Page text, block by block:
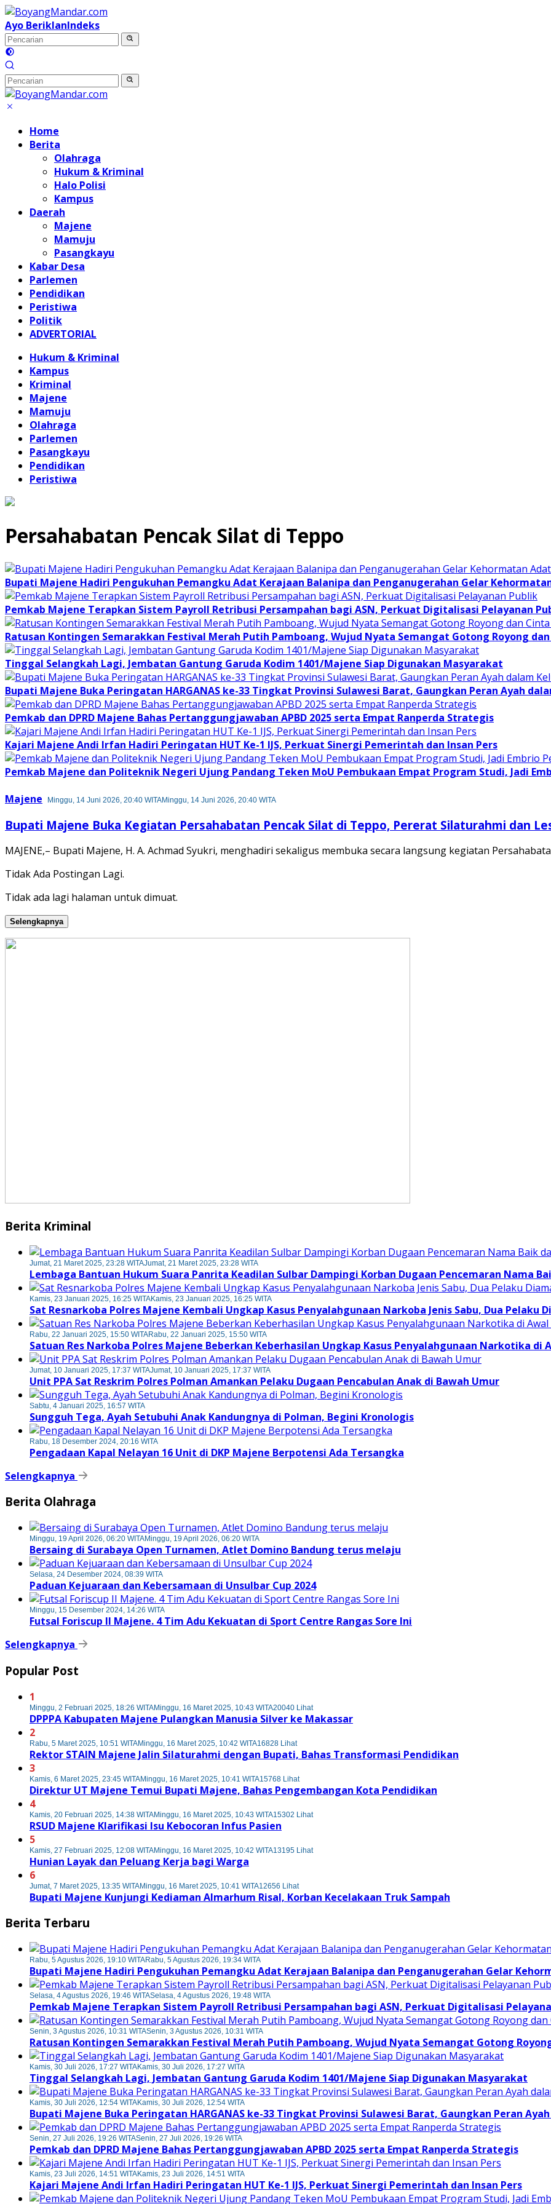
Langsung
ke
konten
Ayo BeriklanIndeks
Home
Berita
Olahraga
Hukum & Kriminal
Halo Polisi
Kampus
Daerah
Majene
Mamuju
Pasangkayu
Kabar Desa
Parlemen
Pendidikan
Peristiwa
Politik
ADVERTORIAL
Hukum & Kriminal
Kampus
Kriminal
Majene
Mamuju
Olahraga
Parlemen
Pasangkayu
Pendidikan
Peristiwa
Persahabatan Pencak Silat di Teppo
Bupati Majene Hadiri Pengukuhan Pemangku Adat Kerajaan Balanipa dan Penganugerahan Gelar
Pemkab Majene Terapkan Sistem Payroll Retribusi Persampahan bagi ASN, Perkuat Digitalisasi Pelayanan
Ratusan Kontingen Semarakkan Festival Merah Putih Pamboang, Wujud Nyata Semangat Gotong Royong
Tinggal Selangkah Lagi, Jembatan Gantung Garuda Kodim 1401/Majene Siap Digunakan Masyarakat
Bupati Majene Buka Peringatan HARGANAS ke-33 Tingkat Provinsi Sulawesi Barat, Gaungkan Peran Ayah
Pemkab dan DPRD Majene Bahas Pertanggungjawaban APBD 2025 serta Empat Ranperda Strategis
Kajari Majene Andi Irfan Hadiri Peringatan HUT Ke-1 IJS, Perkuat Sinergi Pemerintah dan Insan Pers
Pemkab Majene dan Politeknik Negeri Ujung Pandang Teken MoU Pembukaan Empat Program Studi, Jadi
Majene
Minggu, 14 Juni 2026, 20:40 WITAMinggu, 14 Juni 2026, 20:40 WITA
Bupati Majene Buka Kegiatan Persahabatan Pencak Silat di Teppo, Pererat Silaturahmi dan
MAJENE,– Bupati Majene, H. A. Achmad Syukri, menghadiri sekaligus membuka secara langsung kegiatan
Tidak Ada Postingan Lagi.
Tidak ada lagi halaman untuk dimuat.
Selengkapnya
Berita Kriminal
Jumat, 21 Maret 2025, 23:28 WITAJumat, 21 Maret 2025, 23:28 WITA
Lembaga Bantuan Hukum Suara Panrita Keadilan Sulbar Dampingi Korban Dugaan Pencemaran Nama
Kamis, 23 Januari 2025, 16:25 WITAKamis, 23 Januari 2025, 16:25 WITA
Sat Resnarkoba Polres Majene Kembali Ungkap Kasus Penyalahgunaan Narkoba Jenis Sabu, Dua Pelaku
Rabu, 22 Januari 2025, 15:50 WITARabu, 22 Januari 2025, 15:50 WITA
Satuan Res Narkoba Polres Majene Beberkan Keberhasilan Ungkap Kasus Penyalahgunaan Narkotika di
Jumat, 10 Januari 2025, 17:37 WITAJumat, 10 Januari 2025, 17:37 WITA
Unit PPA Sat Reskrim Polres Polman Amankan Pelaku Dugaan Pencabulan Anak di Bawah Umur
Sabtu, 4 Januari 2025, 16:57 WITA
Sungguh Tega, Ayah Setubuhi Anak Kandungnya di Polman, Begini Kronologis
Rabu, 18 Desember 2024, 20:16 WITA
Pengadaan Kapal Nelayan 16 Unit di DKP Majene Berpotensi Ada Tersangka
Selengkapnya
Berita Olahraga
Minggu, 19 April 2026, 06:20 WITAMinggu, 19 April 2026, 06:20 WITA
Bersaing di Surabaya Open Turnamen, Atlet Domino Bandung terus melaju
Selasa, 24 Desember 2024, 08:39 WITA
Paduan Kejuaraan dan Kebersamaan di Unsulbar Cup 2024
Minggu, 15 Desember 2024, 14:26 WITA
Futsal Foriscup II Majene. 4 Tim Adu Kekuatan di Sport Centre Rangas Sore Ini
Selengkapnya
Popular Post
1
Minggu, 2 Februari 2025, 18:26 WITAMinggu, 16 Maret 2025, 10:43 WITA20040 Lihat
DPPPA Kabupaten Majene Pulangkan Manusia Silver ke Makassar
2
Rabu, 5 Maret 2025, 10:51 WITAMinggu, 16 Maret 2025, 10:42 WITA16828 Lihat
Rektor STAIN Majene Jalin Silaturahmi dengan Bupati, Bahas Transformasi Pendidikan
3
Kamis, 6 Maret 2025, 23:45 WITAMinggu, 16 Maret 2025, 10:41 WITA15768 Lihat
Direktur UT Majene Temui Bupati Majene, Bahas Pengembangan Kota Pendidikan
4
Kamis, 20 Februari 2025, 14:38 WITAMinggu, 16 Maret 2025, 10:43 WITA15302 Lihat
RSUD Majene Klarifikasi Isu Kebocoran Infus Pasien
5
Kamis, 27 Februari 2025, 12:08 WITAMinggu, 16 Maret 2025, 10:42 WITA13195 Lihat
Hunian Layak dan Peluang Kerja bagi Warga
6
Jumat, 7 Maret 2025, 13:35 WITAMinggu, 16 Maret 2025, 10:41 WITA12656 Lihat
Bupati Majene Kunjungi Kediaman Almarhum Risal, Korban Kecelakaan Truk Sampah
Berita Terbaru
Rabu, 5 Agustus 2026, 19:10 WITARabu, 5 Agustus 2026, 19:34 WITA
Bupati Majene Hadiri Pengukuhan Pemangku Adat Kerajaan Balanipa dan Penganugerahan Gelar
Selasa, 4 Agustus 2026, 19:46 WITASelasa, 4 Agustus 2026, 19:48 WITA
Pemkab Majene Terapkan Sistem Payroll Retribusi Persampahan bagi ASN, Perkuat Digitalisasi
Senin, 3 Agustus 2026, 10:31 WITASenin, 3 Agustus 2026, 10:31 WITA
Ratusan Kontingen Semarakkan Festival Merah Putih Pamboang, Wujud Nyata Semangat Gotong
Kamis, 30 Juli 2026, 17:27 WITAKamis, 30 Juli 2026, 17:27 WITA
Tinggal Selangkah Lagi, Jembatan Gantung Garuda Kodim 1401/Majene Siap Digunakan Masyarakat
Kamis, 30 Juli 2026, 12:54 WITAKamis, 30 Juli 2026, 12:54 WITA
Bupati Majene Buka Peringatan HARGANAS ke-33 Tingkat Provinsi Sulawesi Barat, Gaungkan Peran
Senin, 27 Juli 2026, 19:26 WITASenin, 27 Juli 2026, 19:26 WITA
Pemkab dan DPRD Majene Bahas Pertanggungjawaban APBD 2025 serta Empat Ranperda Strategis
Kamis, 23 Juli 2026, 14:51 WITAKamis, 23 Juli 2026, 14:51 WITA
Kajari Majene Andi Irfan Hadiri Peringatan HUT Ke-1 IJS, Perkuat Sinergi Pemerintah dan Insan Pers